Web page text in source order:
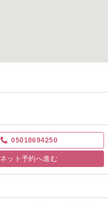
05018694250
ネット予約へ進む